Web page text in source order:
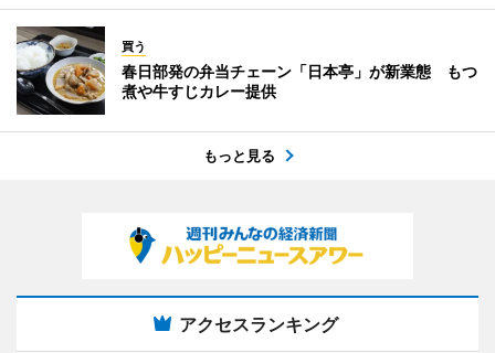
買う
春日部発の弁当チェーン「日本亭」が新業態 もつ
煮や牛すじカレー提供
もっと見る
アクセスランキング